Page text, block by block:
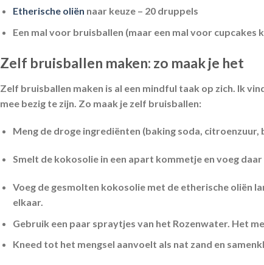
Etherische oliën naar keuze – 20 druppels
Een mal voor bruisballen (maar een mal voor cupcakes
Zelf bruisballen maken: zo maak je het
Zelf bruisballen maken is al een mindful taak op zich. Ik
mee bezig te zijn. Zo maak je zelf bruisballen:
Meng de droge ingrediënten (baking soda,
Smelt de kokosolie in een apart kommetje en voeg
Voeg de gesmolten kokosolie met de etherische oliën
elkaar.
Gebruik een paar spraytjes van het Rozenwater. Het
Kneed tot het mengsel aanvoelt als nat zand en